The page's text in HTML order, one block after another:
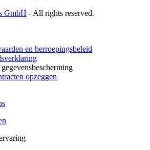
GmbH - All rights reserved.
en herroepingsbeleid
opzeggen